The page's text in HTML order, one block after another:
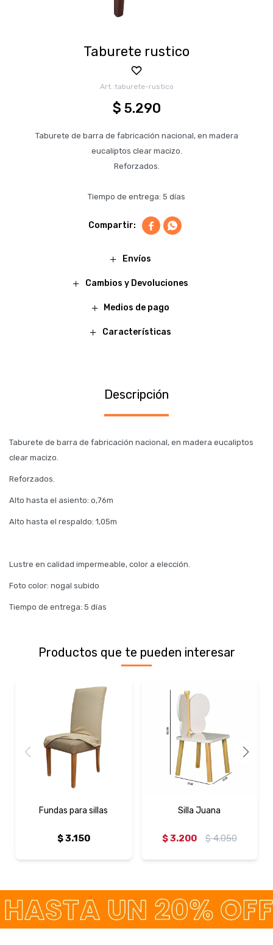
Taburete rustico
taburete-rustico
$ 5.290
Taburete de barra de fabricación nacional, en madera
eucaliptos clear macizo.
Reforzados.
Tiempo de entrega: 5 días
 
Envíos
Cambios y Devoluciones
Medios de pago
Características
Descripción
Taburete de barra de fabricación nacional, en madera eucaliptos
clear macizo.
Reforzados.
Alto hasta el asiento: o,76m
Alto hasta el respaldo: 1,05m
Lustre en calidad impermeable, color a elección.
Foto color: nogal subido
Tiempo de entrega: 5 días
Productos que te pueden interesar
Fundas para sillas
$3.150
Silla Juana
$3.200 $ 4.050